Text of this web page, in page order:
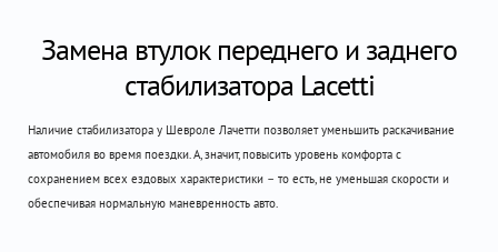
Замена втулок переднего и заднего
стабилизатора Lacetti
Наличие стабилизатора у Шевроле Лачетти позволяет уменьшить раскачивание
автомобиля во время поездки. А, значит, повысить уровень комфорта с
сохранением всех ездовых характеристики – то есть, не уменьшая скорости и
обеспечивая нормальную маневренность авто.